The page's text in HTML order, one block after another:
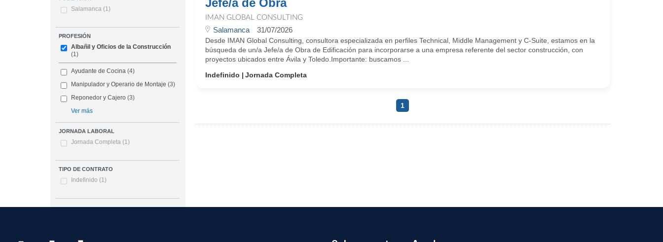
Salamanca (1)
PROFESIÓN
Albañil y Oficios de la Construcción
(1)
Ayudante de Cocina (4)
Manipulador y Operario de Montaje (3)
Reponedor y Cajero (3)
Ver más
JORNADA LABORAL
Jornada Completa (1)
TIPO DE CONTRATO
Indefinido (1)
Jefe/a de Obra
IMAN GLOBAL CONSULTING
Salamanca 31/07/2026
Desde IMAN Global Consulting, consultora especializada en perfiles Technical, Middle Management y C-Suite, estamos en la
búsqueda de un/a Jefe/a de Obra de Edificación para incorporarse a una empresa referente del sector construcción, con
proyectos ubicados entre Ávila y Toledo.Importante: buscamos ...
Indefinido
Jornada Completa
1